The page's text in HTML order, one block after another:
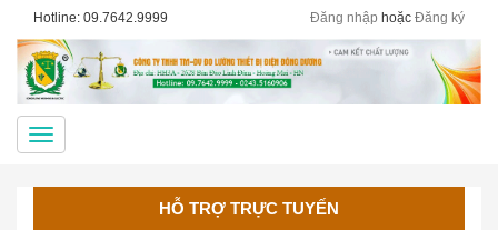
Hotline: 09.7642.9999 Đăng nhập hoặc Đăng ký
Menu
HỖ TRỢ TRỰC TUYẾN